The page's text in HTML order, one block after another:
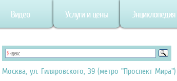
Видео Услуги и цены Энциклопедия
Москва, ул. Гиляровского, 39 (метро "Проспект Мира")